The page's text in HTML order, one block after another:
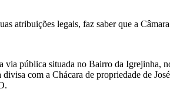
atribuições legais, faz saber que a
via pública situada no Bairro da
com a Chácara de propriedade de